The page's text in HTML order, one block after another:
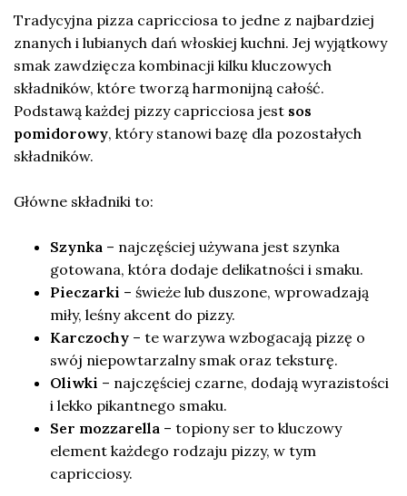
Tradycyjna pizza capricciosa to jedne z najbardziej
znanych i lubianych dań włoskiej kuchni. Jej wyjątkowy
smak zawdzięcza kombinacji kilku kluczowych
składników, które tworzą harmonijną całość.
Podstawą każdej pizzy capricciosa jest sos
pomidorowy, który stanowi bazę dla pozostałych
składników.
Główne składniki to:
Szynka – najczęściej używana jest szynka
gotowana, która dodaje delikatności i smaku.
Pieczarki – świeże lub duszone, wprowadzają
miły, leśny akcent do pizzy.
Karczochy – te warzywa wzbogacają pizzę o
swój niepowtarzalny smak oraz teksturę.
Oliwki – najczęściej czarne, dodają wyrazistości
i lekko pikantnego smaku.
Ser mozzarella – topiony ser to kluczowy
element każdego rodzaju pizzy, w tym
capricciosy.